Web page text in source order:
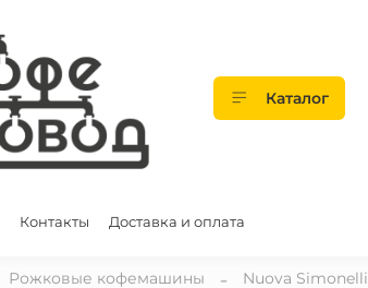
Каталог
Контакты Доставка и оплата
Рожковые кофемашины Nuova Simonelli